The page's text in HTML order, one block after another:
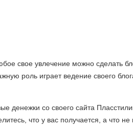
свое увлечение можно сделать
роль играет ведение своего
со своего сайта
что у вас получается, а что